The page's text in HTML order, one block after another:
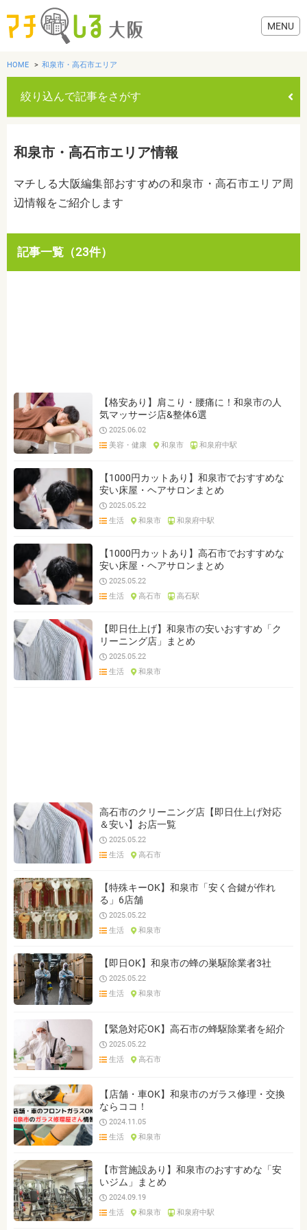
美容・健康
おでかけ
HOME 和泉市・高石市エリア
絞り込んで記事をさがす
カテゴリを選ぶ
すべて グルメ 美容・健康 歯医者・病院 おでかけ
和泉市・高石市エリア情報
マチしる大阪編集部おすすめの和泉市・高石市エリア周
辺情報をご紹介します
記事一覧（23件）
【格安あり】肩こり・腰痛に！和泉市の人
気マッサージ店&整体6選
2025.06.02
美容・健康
和泉市 和泉府中駅
【1000円カットあり】和泉市でおすすめな
安い床屋・ヘアサロンまとめ
2025.05.22
生活
和泉市 和泉府中駅
【1000円カットあり】高石市でおすすめな
安い床屋・ヘアサロンまとめ
2025.05.22
生活
高石市 高石駅
【即日仕上げ】和泉市の安いおすすめ「ク
リーニング店」まとめ
2025.05.22
生活
和泉市
高石市のクリーニング店【即日仕上げ対応
＆安い】お店一覧
2025.05.22
生活
高石市
【特殊キーOK】和泉市「安く合鍵が作れ
る」6店舗
2025.05.22
生活
和泉市
【即日OK】和泉市の蜂の巣駆除業者3社
2025.05.22
生活
和泉市
【緊急対応OK】高石市の蜂駆除業者を紹介
2025.05.22
生活
高石市
【店舗・車OK】和泉市のガラス修理・交換
ならココ！
2024.11.05
生活
和泉市
【市営施設あり】和泉市のおすすめな「安
いジム」まとめ
2024.09.19
生活
和泉市 和泉府中駅